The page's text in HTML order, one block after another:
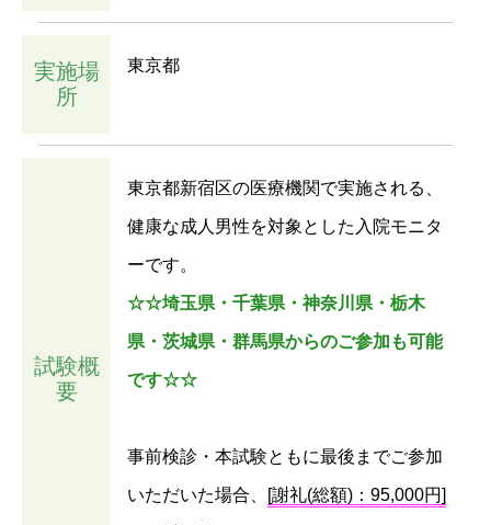
実施場
所
東京都
試験概
要
東京都新宿区の医療機関で実施される、
健康な成人男性を対象とした入院モニタ
ーです。
☆☆埼玉県・千葉県・神奈川県・栃木
県・茨城県・群馬県からのご参加も可能
です☆☆
事前検診・本試験ともに最後までご参加
いただいた場合、 [謝礼(総額)：95,000円]